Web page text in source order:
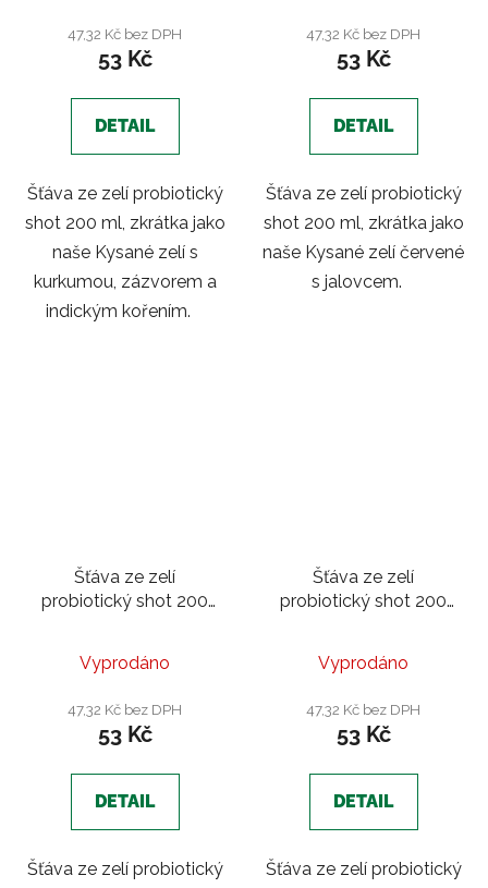
47,32 Kč bez DPH
53 Kč
DETAIL
Šťáva ze zelí probiotický
shot 200 ml, zkrátka jako
naše Kysané zelí s
kurkumou, zázvorem a
indickým kořením.
47,32 Kč bez DPH
53 Kč
DETAIL
Šťáva ze zelí probiotický
shot 200 ml, zkrátka jako
naše Kysané zelí červené
s jalovcem.
Šťáva ze zelí
probiotický shot 200
Vyprodáno
47,32 Kč bez DPH
53 Kč
DETAIL
Šťáva ze zelí probiotický
Šťáva ze zelí
probiotický shot 200
Vyprodáno
47,32 Kč bez DPH
53 Kč
DETAIL
Šťáva ze zelí probiotický